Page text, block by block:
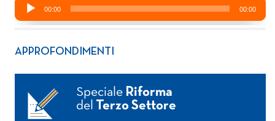
APPROFONDIMENTI
Speciale Riforma
del
Terzo Settore